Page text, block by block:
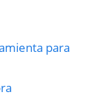
para